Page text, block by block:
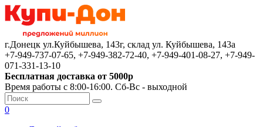
г.Донецк ул.Куйбышева, 143г, склад ул. Куйбышева, 143а
+7-949-737-07-65, +7-949-382-72-40, +7-949-401-08-27, +7-949-
071-331-13-10
Бесплатная доставка от 5000р
Время работы с 8:00-16:00. Сб-Вс - выходной
0